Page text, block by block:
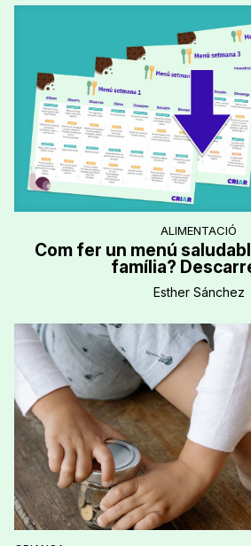
ALIMENTACIÓ
Com fer un menú
família?
Esther Sánchez